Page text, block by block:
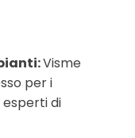
Visme
per i
di